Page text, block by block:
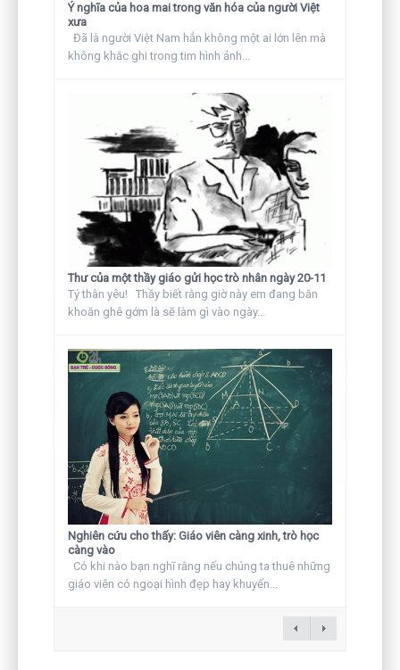
Ý nghĩa của hoa mai trong văn hóa của người Việt
xưa
Đã là người Việt Nam hẳn không một ai lớn lên mà
không khắc ghi trong tim hình ảnh...
Thư của một thầy giáo gửi học trò nhân ngày 20-11
Tý thân yêu! Thầy biết rằng giờ này em đang băn
khoăn ghê gớm là sẽ làm gì vào ngày...
Nghiên cứu cho thấy: Giáo viên càng xinh, trò học
càng vào
Có khi nào bạn nghĩ rằng nếu chúng ta thuê những
giáo viên có ngoại hình đẹp hay khuyến...